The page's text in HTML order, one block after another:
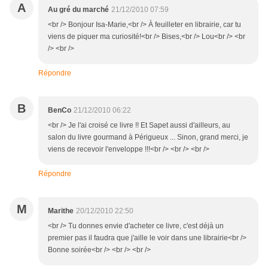
A Au gré du marché 21/12/2010 07:59
<br /> Bonjour Isa-Marie,<br /> À feuilleter en librairie, car tu
viens de piquer ma curiosité!<br /> Bises,<br /> Lou<br /> <br
/> <br />
Répondre
B BenCo 21/12/2010 06:22
<br /> Je l'ai croisé ce livre !! Et Sapet aussi d'ailleurs, au
salon du livre gourmand à Périgueux ... Sinon, grand merci, je
viens de recevoir l'enveloppe !!!<br /> <br /> <br />
Répondre
M Marithe 20/12/2010 22:50
<br /> Tu donnes envie d'acheter ce livre, c'est déjà un
premier pas il faudra que j'aille le voir dans une librairie<br />
Bonne soirée<br /> <br /> <br />